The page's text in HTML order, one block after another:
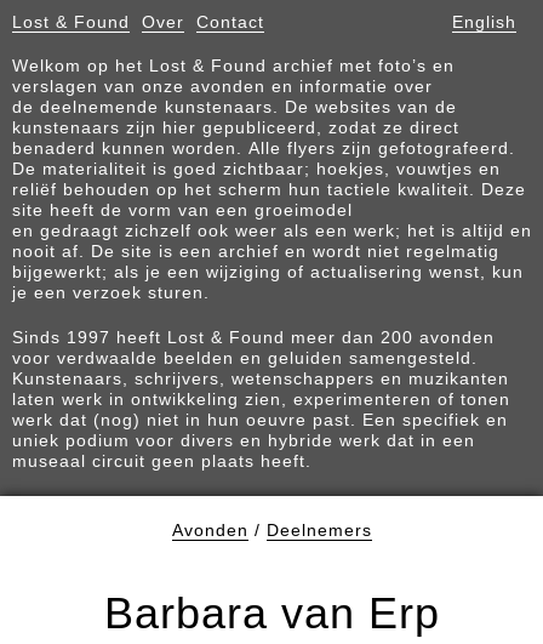
Lost & Found Over Contact English
Welkom op het Lost & Found archief met foto’s en
verslagen van onze avonden en informatie over
de deelnemende kunstenaars. De websites van de
kunstenaars zijn hier gepubliceerd, zodat ze direct
benaderd kunnen worden. Alle flyers zijn gefotografeerd.
De materialiteit is goed zichtbaar; hoekjes, vouwtjes en
reliëf behouden op het scherm hun tactiele kwaliteit. Deze
site heeft de vorm van een groeimodel
en gedraagt zichzelf ook weer als een werk; het is altijd en
nooit af. De site is een archief en wordt niet regelmatig
bijgewerkt; als je een wijziging of actualisering wenst, kun
je een verzoek sturen.
Sinds 1997 heeft Lost & Found meer dan 200 avonden
voor verdwaalde beelden en geluiden samengesteld.
Kunstenaars, schrijvers, wetenschappers en muzikanten
laten werk in ontwikkeling zien, experimenteren of tonen
werk dat (nog) niet in hun oeuvre past. Een specifiek en
uniek podium voor divers en hybride werk dat in een
museaal circuit geen plaats heeft.
Avonden / Deelnemers
Barbara van Erp